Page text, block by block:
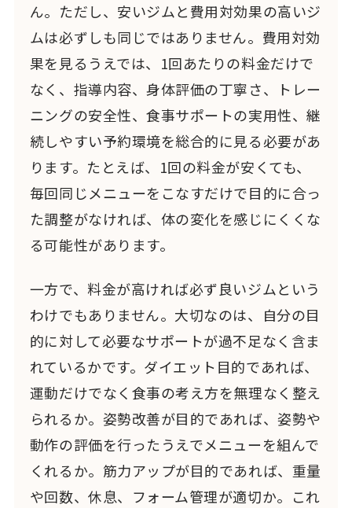
ん。ただし、安いジムと費用対効果の高いジ
ムは必ずしも同じではありません。費用対効
果を見るうえでは、1回あたりの料金だけで
なく、指導内容、身体評価の丁寧さ、トレー
ニングの安全性、食事サポートの実用性、継
続しやすい予約環境を総合的に見る必要があ
ります。たとえば、1回の料金が安くても、
毎回同じメニューをこなすだけで目的に合っ
た調整がなければ、体の変化を感じにくくな
る可能性があります。
一方で、料金が高ければ必ず良いジムという
わけでもありません。大切なのは、自分の目
的に対して必要なサポートが過不足なく含ま
れているかです。ダイエット目的であれば、
運動だけでなく食事の考え方を無理なく整え
られるか。姿勢改善が目的であれば、姿勢や
動作の評価を行ったうえでメニューを組んで
くれるか。筋力アップが目的であれば、重量
や回数、休息、フォーム管理が適切か。これ